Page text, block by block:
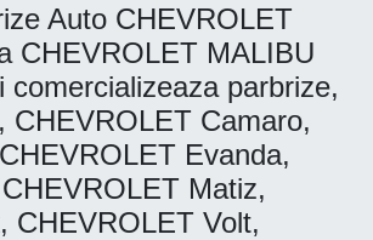
Auto CHEVROLET
CHEVROLET MALIBU
parbrize,
CHEVROLET Camaro,
Evanda,
Matiz,
CHEVROLET Volt,